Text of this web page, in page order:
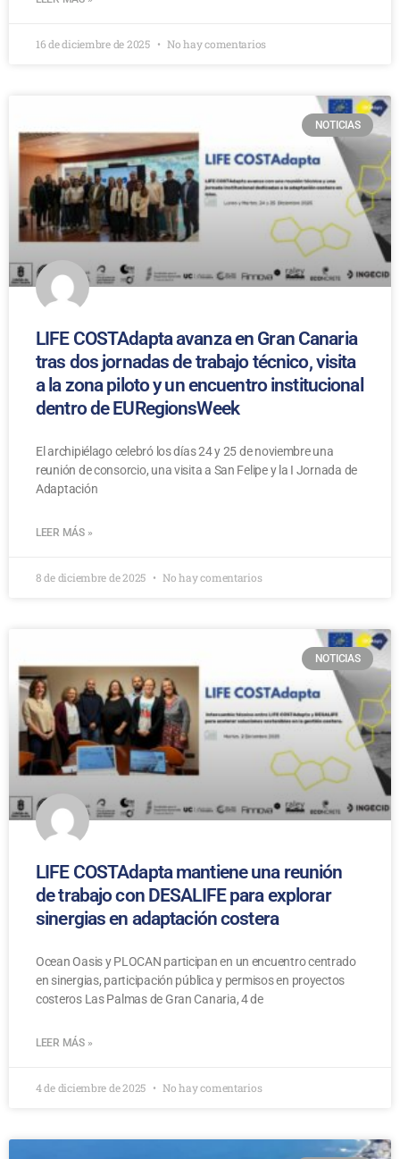
16 de diciembre de 2025 No hay comentarios
NOTICIAS
LIFE COSTAdapta avanza en Gran Canaria
tras dos jornadas de trabajo técnico, visita
a la zona piloto y un encuentro institucional
dentro de EURegionsWeek
El archipiélago celebró los días 24 y 25 de noviembre una
reunión de consorcio, una visita a San Felipe y la I Jornada de
Adaptación
LEER MÁS »
8 de diciembre de 2025 No hay comentarios
NOTICIAS
LIFE COSTAdapta mantiene una reunión
de trabajo con DESALIFE para explorar
sinergias en adaptación costera
Ocean Oasis y PLOCAN participan en un encuentro centrado
en sinergias, participación pública y permisos en proyectos
costeros Las Palmas de Gran Canaria, 4 de
LEER MÁS »
4 de diciembre de 2025 No hay comentarios